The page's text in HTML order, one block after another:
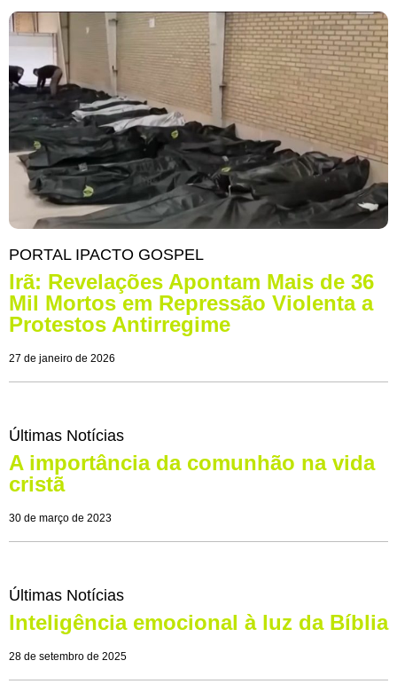
PORTAL IPACTO GOSPEL
Irã: Revelações Apontam Mais de 36
Mil Mortos em Repressão Violenta a
Protestos Antirregime
27 de janeiro de 2026
Últimas Notícias
A importância da comunhão na vida
cristã
30 de março de 2023
Últimas Notícias
Inteligência emocional à luz da Bíblia
28 de setembro de 2025